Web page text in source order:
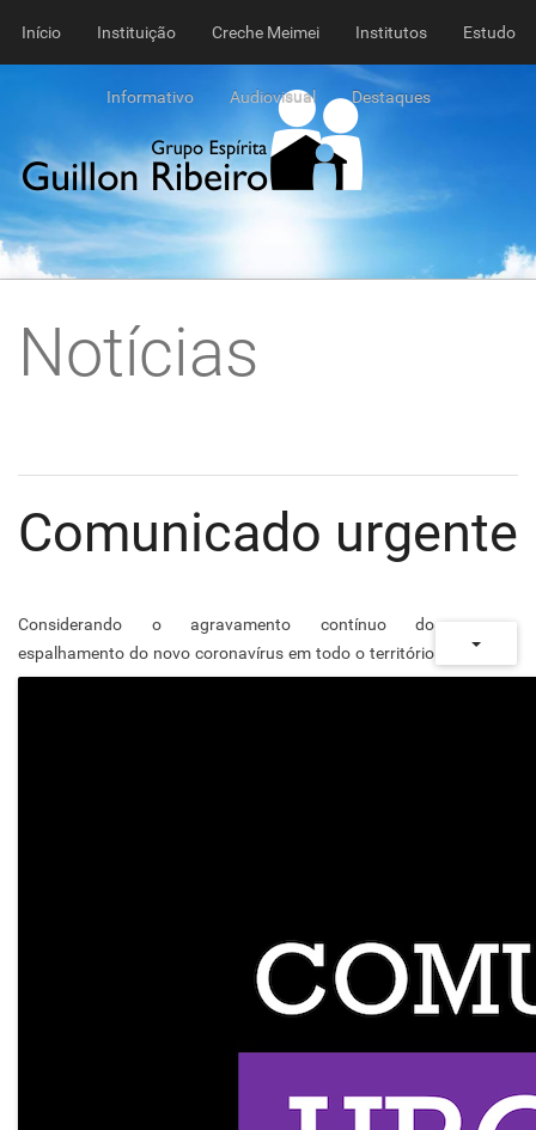
Início Instituição Creche Meimei Institutos Estudo
Informativo Audiovisual Destaques
Notícias
Comunicado urgente
Considerando o agravamento contínuo do
espalhamento do novo coronavírus em todo o território